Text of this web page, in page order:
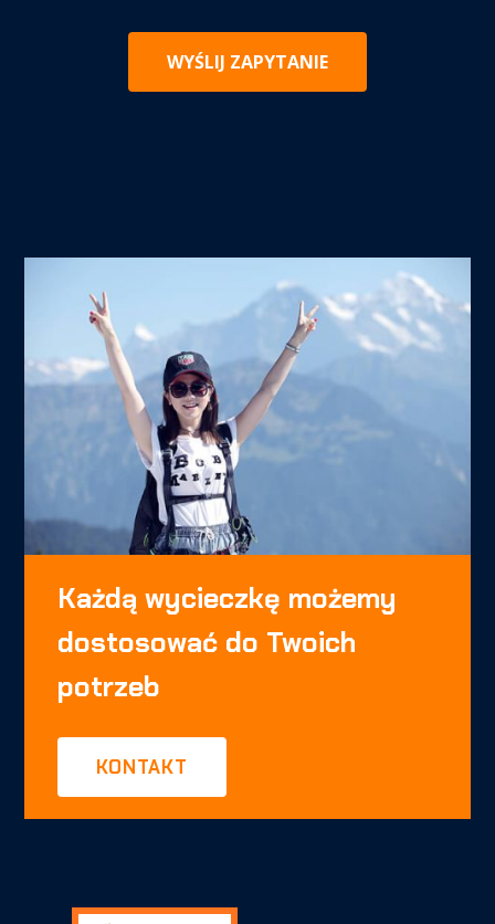
WYŚLIJ ZAPYTANIE
Każdą wycieczkę możemy
dostosować do Twoich
potrzeb
KONTAKT